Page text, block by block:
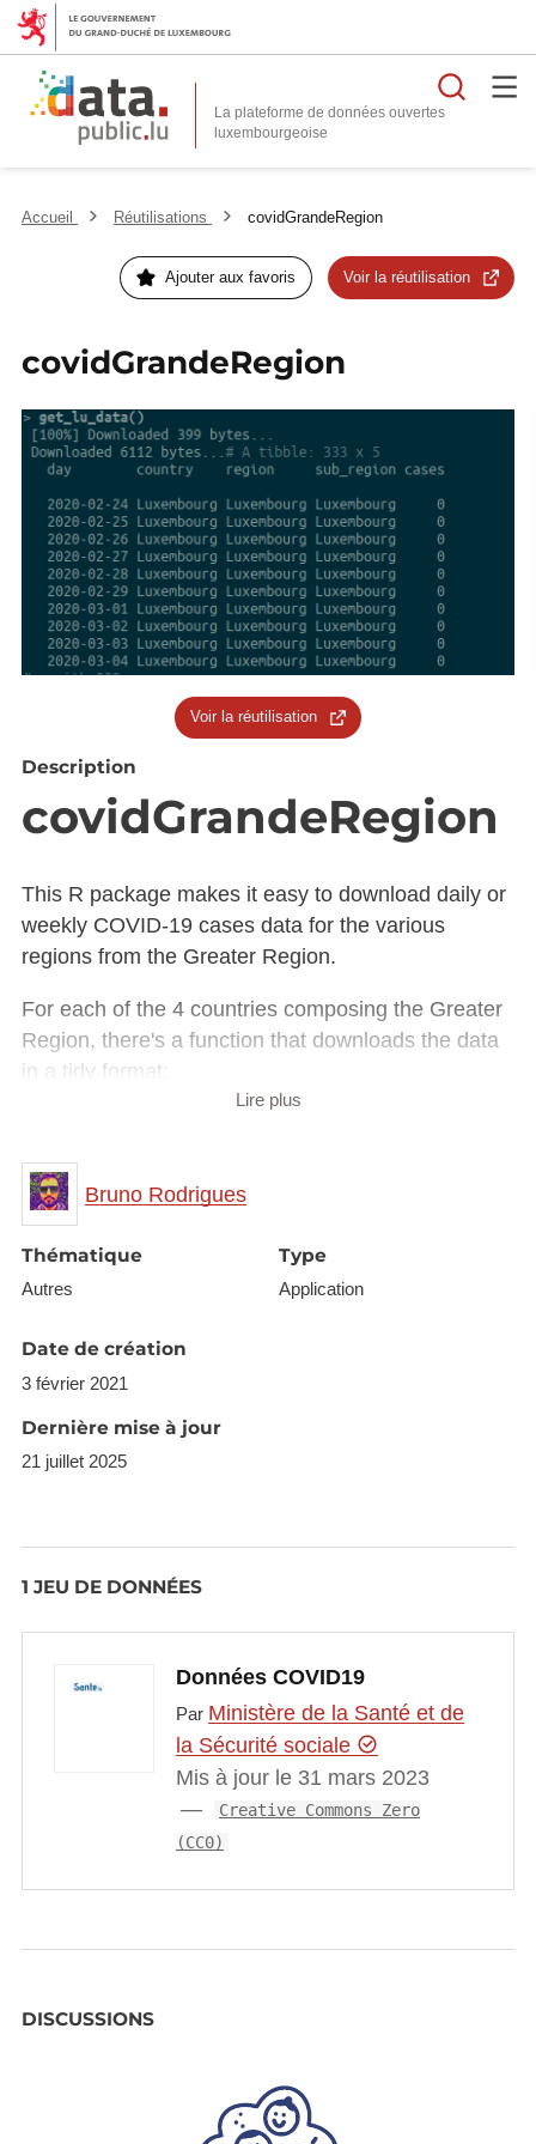
La plateforme de données ouvertes
Accueil Réutilisations covidGrandeRegion
Ajouter aux favoris Voir la réutilisation
covidGrandeRegion
Voir la réutilisation
Description
covidGrandeRegion
This R package makes it easy to download daily or
weekly COVID-19 cases data for the various
regions from the Greater Region.
For each of the 4 countries composing the Greater
Region, there's a function that downloads the data
in a tidy format:
Features to easily visualize this data are planned.
Lire plus
Bruno Rodrigues
Thématique
Autres
Type
Application
Date de création
3 février 2021
Dernière mise à jour
21 juillet 2025
1 JEU DE DONNÉES
Données COVID19
Par Ministère de la Santé et de
la Sécurité sociale
Mis à jour le 31 mars 2023
Creative Commons Zero
(CC0)
DISCUSSIONS